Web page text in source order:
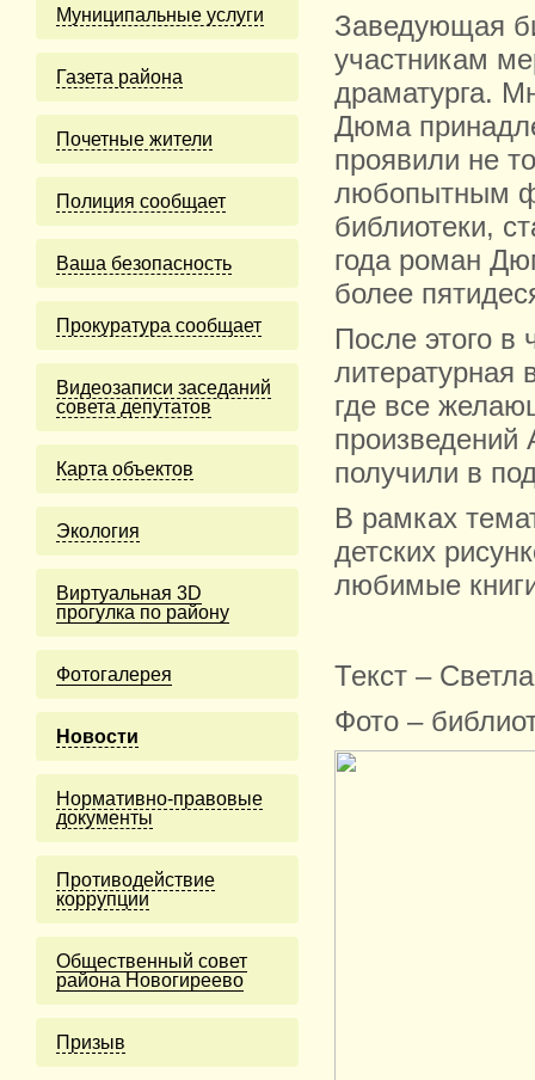
Муниципальные услуги
Газета района
Почетные жители
Полиция сообщает
Ваша безопасность
Прокуратура сообщает
Видеозаписи заседаний
совета депутатов
Карта объектов
Экология
Виртуальная 3D
прогулка по району
Фотогалерея
Новости
Нормативно-правовые
документы
Противодействие
коррупции
Общественный совет
района Новогиреево
Призыв
Заведующая
участникам
драматурга.
Дюма
проявили не
любопытным
библиотеки,
года роман
более
После этого в
литературная
где все
получили в
В рамках
детских
любимые
Текст –
Фото –